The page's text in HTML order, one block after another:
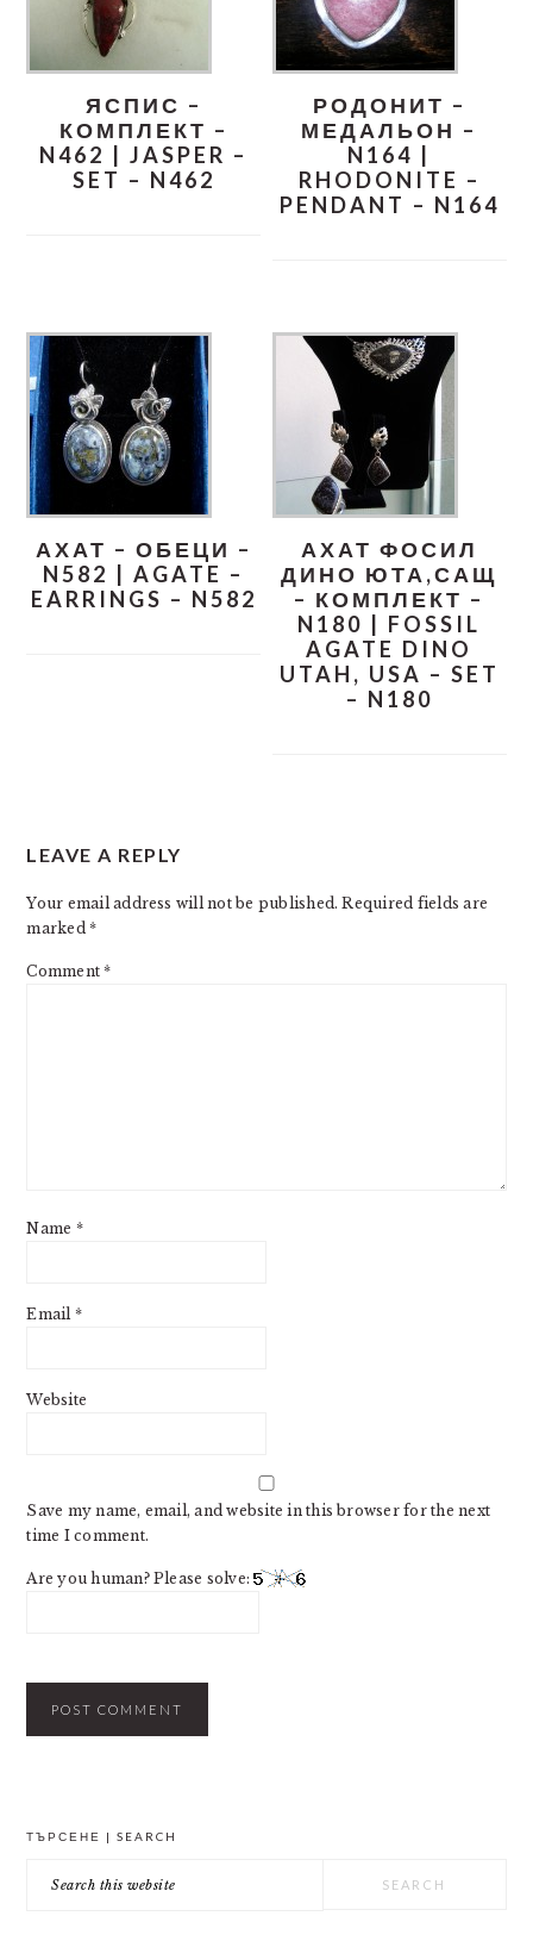
ЯСПИС –
КОМПЛЕКТ –
N462 | JASPER –
SET – N462
РОДОНИТ –
МЕДАЛЬОН –
N164 |
RHODONITE –
PENDANT – N164
АХАТ – ОБЕЦИ –
N582 | AGATE –
EARRINGS – N582
АХАТ ФОСИЛ
ДИНО ЮТА,САЩ
– КОМПЛЕКТ –
N180 | FOSSIL
AGATE DINO
UTAH, USA – SET
– N180
INTERACTIONS
LEAVE A REPLY
Your email address will not be published. Required fields are
marked*
Comment*
Name *
Email *
Website
Save my name, email, and website in this browser for the next
time I comment.
Are you human? Please solve:
ТЪРСЕНЕ | SEARCH
this